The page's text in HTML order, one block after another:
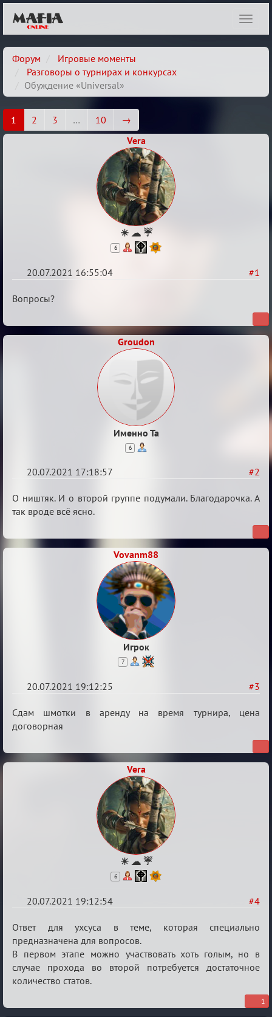
Форум
Игровые моменты
Разговоры о турнирах и конкурсах
Обуждение «Universal»
1 2 3 … 10
→
Vera
☀ ☁ ☔
6
#1
20.07.2021 16:55:04
Обуждение
Вопросы?
Groudon
Именно Та
6
#2
20.07.2021 17:18:57
Re:
Обуждение
О ништяк. И о второй группе подумали. Благодарочка. А
так вроде всё ясно.
Vovanm88
Игрок
7
#3
20.07.2021 19:12:25
Re:
Обуждение
Сдам шмотки в аренду на время турнира, цена
договорная
Vera
☀ ☁ ☔
6
#4
20.07.2021 19:12:54
Re:
Обуждение
«Universal»
Ответ для ухсуса в теме, которая специально
предназначена для вопросов.
В первом этапе можно участвовать хоть голым, но в
случае прохода во второй потребуется достаточное
количество статов.
1